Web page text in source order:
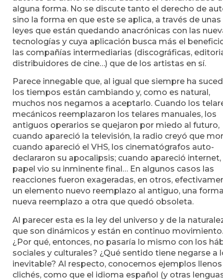
alguna forma. No se discute tanto el derecho de
sino la forma en que este se aplica, a través de unas
leyes que están quedando anacrónicas con las
tecnologías y cuya aplicación busca más el
las compañías intermediarias (discográficas,
distribuidores de cine…) que de los artistas en sí.
Parece innegable que, al igual que siempre ha
los tiempos están cambiando y, como es natural,
muchos nos negamos a aceptarlo. Cuando los
mecánicos reemplazaron los telares manuales, los
antiguos operarios se quejaron por miedo al futuro,
cuando apareció la televisión, la radio creyó que
cuando apareció el VHS, los cinematógrafos auto-
declararon su apocalipsis; cuando apareció internet,
papel vio su inminente final… En algunos casos las
reacciones fueron exageradas, en otros,
un elemento nuevo reemplazo al antiguo, una
nueva reemplazo a otra que quedó obsoleta.
Al parecer esta es la ley del universo y de la
que son dinámicos y están en continuo movimiento.
¿Por qué, entonces, no pasaría lo mismo con los
sociales y culturales? ¿Qué sentido tiene negarse a
inevitable? Al respecto, conocemos ejemplos
clichés, como que el idioma español (y otras